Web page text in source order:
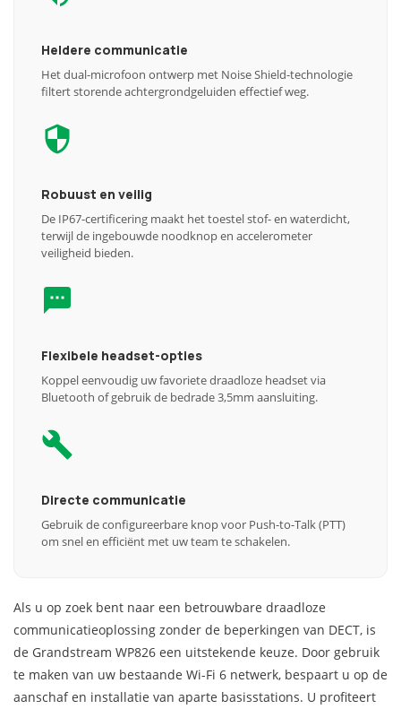
Heldere communicatie
Het dual-microfoon ontwerp met Noise Shield-technologie
filtert storende achtergrondgeluiden effectief weg.
Robuust en veilig
De IP67-certificering maakt het toestel stof- en waterdicht,
terwijl de ingebouwde noodknop en accelerometer
veiligheid bieden.
Flexibele headset-opties
Koppel eenvoudig uw favoriete draadloze headset via
Bluetooth of gebruik de bedrade 3,5mm aansluiting.
Directe communicatie
Gebruik de configureerbare knop voor Push-to-Talk (PTT)
om snel en efficiënt met uw team te schakelen.
Als u op zoek bent naar een betrouwbare draadloze
communicatieoplossing zonder de beperkingen van DECT, is
de Grandstream WP826 een uitstekende keuze. Door gebruik
te maken van uw bestaande Wi-Fi 6 netwerk, bespaart u op de
aanschaf en installatie van aparte basisstations. U profiteert